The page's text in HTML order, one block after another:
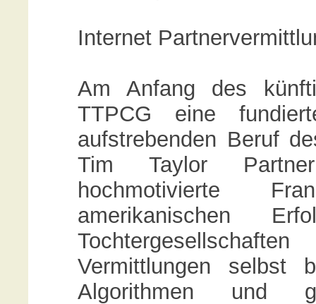
Internet
Am Anfang des
TTPCG eine
aufstrebenden Beruf
Tim Taylor
hochmotivierte
amerikanischen
Vermittlungen selbst
Algorithmen und